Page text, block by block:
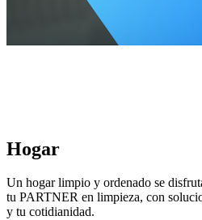
Hogar
Un hogar limpio y ordenado se
tu PARTNER en limpieza, con
y tu cotidianidad.